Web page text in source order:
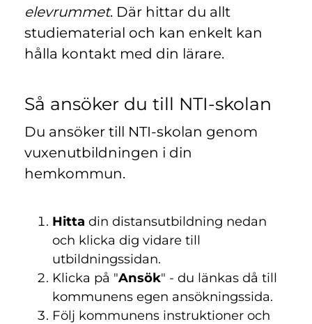
elevrummet. Där hittar du allt
studiematerial och kan enkelt kan
hålla kontakt med din lärare.
Så ansöker du till NTI-skolan
Du ansöker till NTI-skolan genom
vuxenutbildningen i din
hemkommun.
Hitta din distansutbildning nedan
och klicka dig vidare till
utbildningssidan.
Klicka på "Ansök" - du länkas då till
kommunens egen ansökningssida.
Följ kommunens instruktioner och